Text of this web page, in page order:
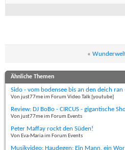
«
Ähnliche Themen
Sido - vom bodensee bis an den deich
Von just77me im Forum Video Talk [youtube]
Review: DJ BoBo - CIRCUS - gigantische
Von just77me im Forum Events
Peter Maffay rockt den Süden!
Von Eva-Maria im Forum Events
Musikvideo: Haudegen: Ein Mann, ein